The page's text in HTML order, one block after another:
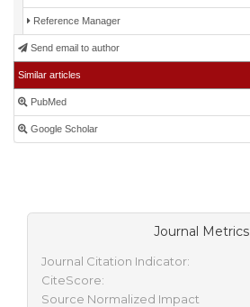
Reference Manager
Send email to author
Similar articles
PubMed
Google Scholar
Journal Metrics
Journal Citation Indicator:
CiteScore:
Source Normalized Impact